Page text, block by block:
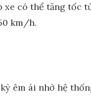
xe có thể tăng tốc
km/h.
êm ái nhờ hệ